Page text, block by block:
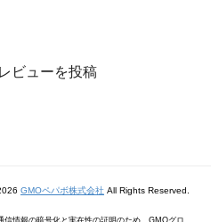
ビューを投稿
GMOペパボ株式会社 All Rights Reserved.